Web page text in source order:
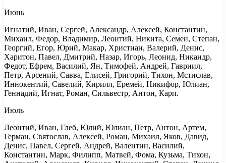
Июнь
Игнатий, Иван, Сергей, Александр, Алексей, Константин,
Михаил, Федор, Владимир, Леонтий, Никита, Семен, Степан,
Георгий, Егор, Юрий, Макар, Христиан, Валерий, Денис,
Харитон, Павел, Дмитрий, Назар, Игорь, Леонид, Никандр,
Федот, Ефрем, Василий, Ян, Тимофей, Андрей, Гавриил,
Петр, Арсений, Савва, Елисей, Григорий, Тихон, Мстислав,
Иннокентий, Савелий, Кирилл, Еремей, Никифор, Юлиан,
Геннадий, Игнат, Роман, Сильвестр, Антон, Карп.
Июль
Леонтий, Иван, Глеб, Юлий, Юлиан, Петр, Антон, Артем,
Герман, Святослав, Алексей, Роман, Михаил, Яков, Давид,
Денис, Павел, Сергей, Андрей, Валентин, Василий,
Константин, Марк, Филипп, Матвей, Фома, Кузьма, Тихон,